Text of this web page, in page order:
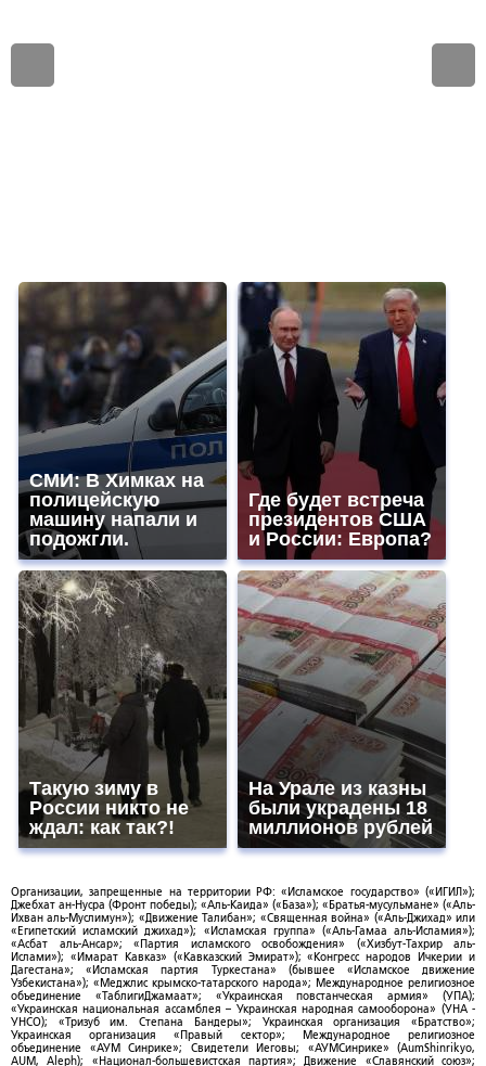
СМИ: В Химках на
полицейскую
машину напали и
подожгли.
Где будет встреча
президентов США
и России: Европа?
Такую зиму в
России никто не
ждал: как так?!
На Урале из казны
были украдены 18
миллионов рублей
Организации, запрещенные на территории РФ: «Исламское государство» («ИГИЛ»);
Джебхат ан-Нусра (Фронт победы); «Аль-Каида» («База»); «Братья-мусульмане» («Аль-
Ихван аль-Муслимун»); «Движение Талибан»; «Священная война» («Аль-Джихад» или
«Египетский исламский джихад»); «Исламская группа» («Аль-Гамаа аль-Исламия»);
«Асбат аль-Ансар»; «Партия исламского освобождения» («Хизбут-Тахрир аль-
Ислами»); «Имарат Кавказ» («Кавказский Эмират»); «Конгресс народов Ичкерии и
Дагестана»; «Исламская партия Туркестана» (бывшее «Исламское движение
Узбекистана»); «Меджлис крымско-татарского народа»; Международное религиозное
объединение «ТаблигиДжамаат»; «Украинская повстанческая армия» (УПА);
«Украинская национальная ассамблея – Украинская народная самооборона» (УНА -
УНСО); «Тризуб им. Степана Бандеры»; Украинская организация «Братство»;
Украинская организация «Правый сектор»; Международное религиозное
объединение «АУМ Синрике»; Свидетели Иеговы; «АУМСинрике» (AumShinrikyo,
AUM, Aleph); «Национал-большевистская партия»; Движение «Славянский союз»;